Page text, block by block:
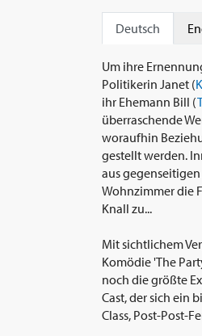
Deutsch
Um ihre
Politikerin Janet (
ihr Ehemann Bill (
überraschende
woraufhin
gestellt werden.
aus
Wohnzimmer die
Knall zu...
Mit sichtlichem
Komödie 'The
noch die größte
Cast, der sich ein
Class, Post-Post-